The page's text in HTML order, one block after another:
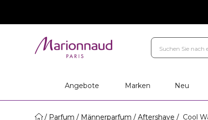
Angebote Marken Neu
Parfum Männerparfum Aftershave Cool